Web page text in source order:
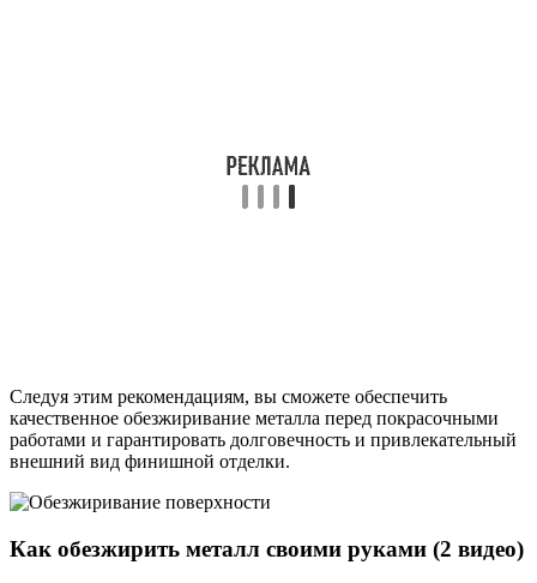
Следуя этим рекомендациям, вы сможете обеспечить
качественное обезжиривание металла перед покрасочными
работами и гарантировать долговечность и привлекательный
внешний вид финишной отделки.
Как обезжирить металл своими руками (2 видео)